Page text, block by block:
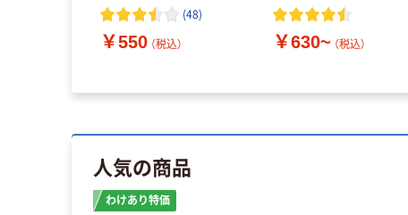
(48)
￥550 （税込） ￥630~ （税込）
人気の商品
わけあり特価